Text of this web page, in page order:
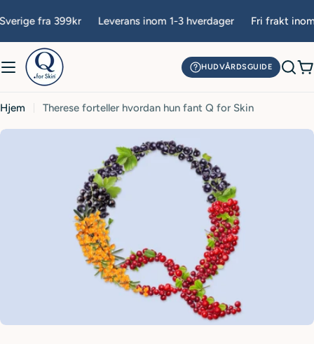
til
innhold
fra 399kr Leverans inom 1-3 hverdager Fri frakt inom
HUDVÅRDSGUIDE
Hjem Therese forteller hvordan hun fant Q for Skin